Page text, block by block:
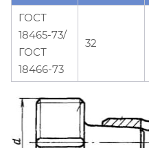
ГОСТ
18465-73/
ГОСТ
18466-73
32